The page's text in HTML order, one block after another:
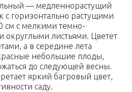
— медленнорастущий
с горизонтально растущими
см с мелкими темно-
листьями. Цветет
а в середине лета
небольшие плоды,
до следующей весны.
яркий багровый цвет,
саду.